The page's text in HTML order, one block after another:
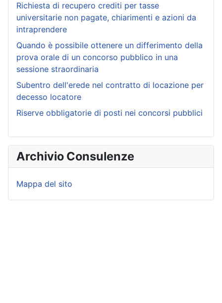
Richiesta di recupero crediti per tasse
universitarie non pagate, chiarimenti e azioni da
intraprendere
Quando è possibile ottenere un differimento della
prova orale di un concorso pubblico in una
sessione straordinaria
Subentro dell'erede nel contratto di locazione per
decesso locatore
Riserve obbligatorie di posti nei concorsi pubblici
Archivio Consulenze
Mappa del sito